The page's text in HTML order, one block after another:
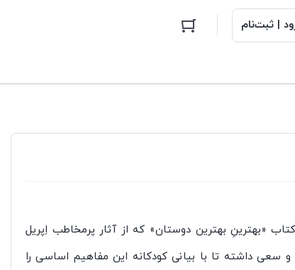
| ثبت‌نام
«بهترینِ بهترین دوستان» که از آثار پرمخاطب اِپریل
داشته تا با بیانی کودکانه این مفاهیم اساسی را